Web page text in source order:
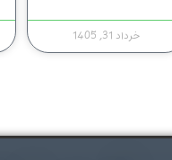
خرداد 31, 1405